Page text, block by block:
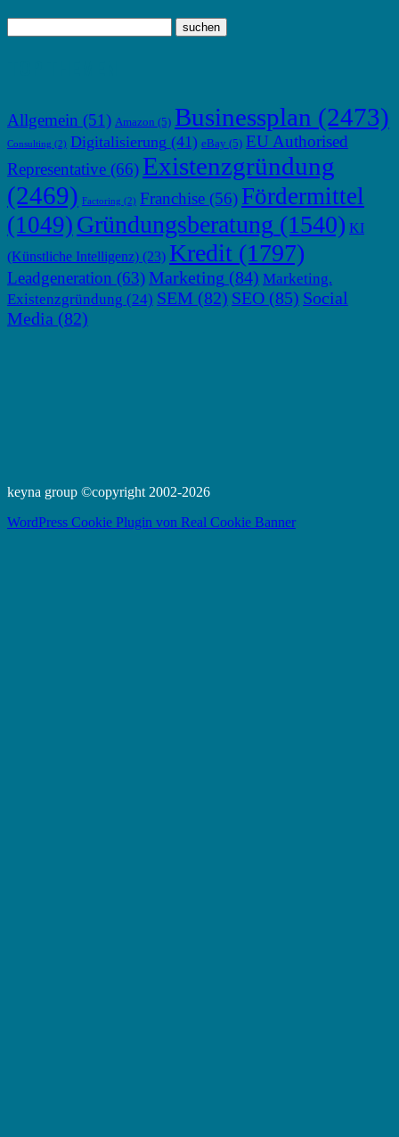
Allgemein (51) Amazon (5) Businessplan (2473)
Consulting (2) Digitalisierung (41) eBay (5) EU Authorised
Representative (66) Existenzgründung
(2469) Factoring (2) Franchise (56) Fördermittel
(1049) Gründungsberatung (1540) KI
(Künstliche Intelligenz) (23) Kredit (1797)
Leadgeneration (63)Marketing (84) Marketing.
Existenzgründung (24) SEM (82) SEO (85) Social
Media (82)
keyna group ©copyright 2002-2026
WordPress Cookie Plugin von Real Cookie Banner